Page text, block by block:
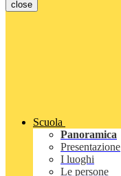
close
Scuola
Panoramica
Presentazione
I luoghi
Le persone